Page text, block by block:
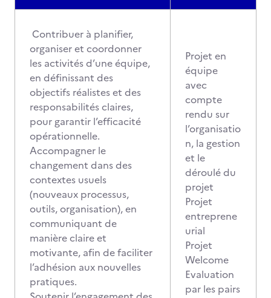
Contribuer à planifier,
organiser et coordonner
les activités d’une équipe,
en définissant des
objectifs réalistes et des
responsabilités claires,
pour garantir l’efficacité
opérationnelle.
Accompagner le
changement dans des
contextes usuels
(nouveaux processus,
outils, organisation), en
communiquant de
manière claire et
motivante, afin de faciliter
l’adhésion aux nouvelles
pratiques.
Projet en
équipe
avec
compte
rendu sur
l’organisatio
n, la gestion
et le
déroulé du
projet
Projet
entreprene
urial
Projet
Welcome
Evaluation
par les pairs